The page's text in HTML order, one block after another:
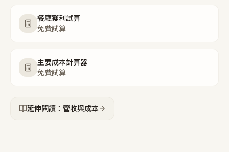
餐廳獲利試算
免費試算
主要成本計算器
免費試算
延伸閱讀：營收與成本